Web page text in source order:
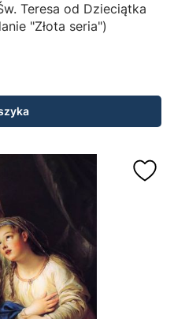
Teresa od Dzieciątka
"Złota seria")